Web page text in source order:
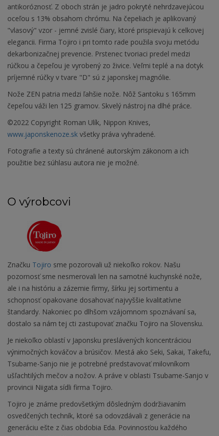
antikoróznosť. Z oboch strán je jadro pokryté nehrdzavejúcou
oceľou s 13% obsahom chrómu. Na čepeliach je aplikovaný
"vlasový" vzor - jemné zvislé čiary, ktoré prispievajú k celkovej
elegancii. Firma Tojiro i pri tomto rade použila svoju metódu
dekarbonizačnej prevencie. Prstenec tvoriaci predel medzi
rúčkou a čepeľou je vyrobený zo živice. Veľmi teplé a na dotyk
príjemné rúčky v tvare "D" sú z japonskej magnólie.
Nože ZEN patria medzi ľahšie nože. Nôž Santoku s 165mm
čepeľou váži len 125 gramov. Skvelý nástroj na dlhé práce.
©2022 Copyright Roman Ulík, Nippon Knives,
www.japonskenoze.sk všetky práva vyhradené.
Fotografie a texty sú chránené autorským zákonom a ich
použitie bez súhlasu autora nie je možné.
O výrobcovi
Značku Tojiro sme pozorovali už niekoľko rokov. Našu
pozornosť sme nesmerovali len na samotné kuchynské nože,
ale i na históriu a zázemie firmy, šírku jej sortimentu a
schopnosť opakovane dosahovať najvyššie kvalitatívne
štandardy. Nakoniec po dlhšom vzájomnom spoznávaní sa,
dostalo sa nám tej cti zastupovať značku Tojiro na Slovensku.
Je niekoľko oblastí v Japonsku preslávených koncentráciou
výnimočných kováčov a brúsičov. Mestá ako Seki, Sakai, Takefu,
Tsubame-Sanjo nie je potrebné predstavovať milovníkom
ušľachtilých mečov a nožov. A práve v oblasti Tsubame-Sanjo v
provincii Niigata sídli firma Tojiro.
Tojiro je známe predovšetkým dôsledným dodržiavaním
osvedčených techník, ktoré sa odovzdávali z generácie na
generáciu ešte z čias obdobia Eda. Povinnosťou každého